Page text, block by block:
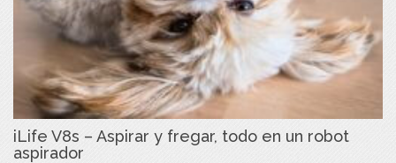
iLife V8s – Aspirar y fregar, todo en un robot
aspirador